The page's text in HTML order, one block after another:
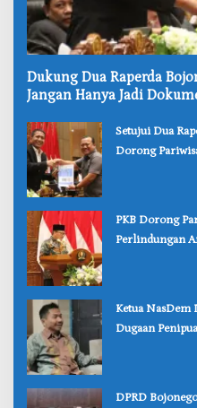
‎Dukung Dua Raperda
Jangan Hanya Jadi
‎Setujui Dua
Dorong
‎PKB Dorong
Perlindungan
‎Ketua NasDem
Dugaan
‎DPRD